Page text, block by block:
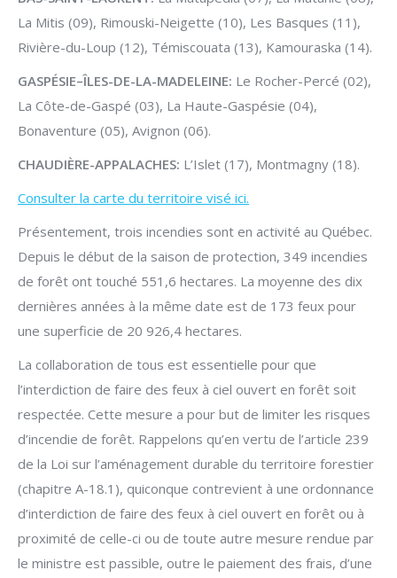
La Mitis (09), Rimouski-Neigette (10), Les Basques (11),
Rivière-du-Loup (12), Témiscouata (13), Kamouraska (14).
GASPÉSIE–ÎLES-DE-LA-MADELEINE: Le Rocher-Percé (02),
La Côte-de-Gaspé (03), La Haute-Gaspésie (04),
Bonaventure (05), Avignon (06).
CHAUDIÈRE-APPALACHES: L’Islet (17), Montmagny (18).
Consulter la carte du territoire visé ici.
Présentement, trois incendies sont en activité au Québec.
Depuis le début de la saison de protection, 349 incendies
de forêt ont touché 551,6 hectares. La moyenne des dix
dernières années à la même date est de 173 feux pour
une superficie de 20 926,4 hectares.
La collaboration de tous est essentielle pour que
l’interdiction de faire des feux à ciel ouvert en forêt soit
respectée. Cette mesure a pour but de limiter les risques
d’incendie de forêt. Rappelons qu’en vertu de l’article 239
de la Loi sur l’aménagement durable du territoire forestier
(chapitre A-18.1), quiconque contrevient à une ordonnance
d’interdiction de faire des feux à ciel ouvert en forêt ou à
proximité de celle-ci ou de toute autre mesure rendue par
le ministre est passible, outre le paiement des frais, d’une